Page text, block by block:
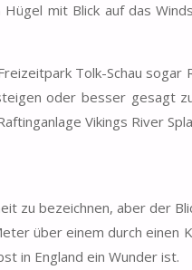
mit Blick auf das
Tolk-Schau sogar
oder besser gesagt
Vikings River
zu bezeichnen, aber der
über einem durch einen
in England ein Wunder ist.